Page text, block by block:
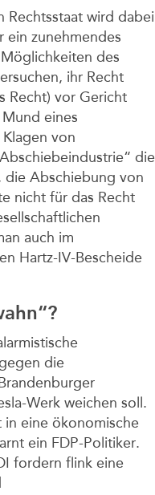
Rechtsstaat wird dabei
ein zunehmendes
des
ihr Recht
Recht) vor Gericht
eines
von
die
die Abschiebung von
nicht für das Recht
auch im
Hartz-IV-Bescheide
die
Werk weichen soll.
in eine ökonomische
ein FDP-Politiker.
fordern flink eine